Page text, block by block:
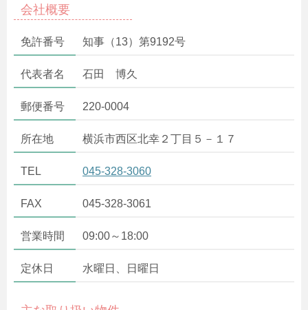
会社概要
免許番号 知事（13）第9192号
代表者名 石田 博久
郵便番号 220-0004
所在地 横浜市西区北幸２丁目５－１７
TEL 045-328-3060
FAX 045-328-3061
営業時間 09:00～18:00
定休日 水曜日、日曜日